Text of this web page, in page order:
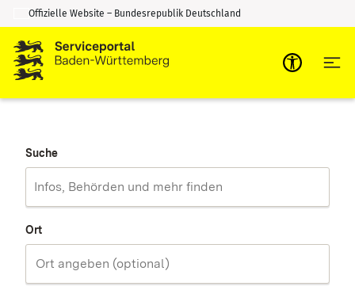
Zum Inhalt springen
Zur Suche springen
Offizielle Website – Bundesrepublik Deutschland
Suche
Ort